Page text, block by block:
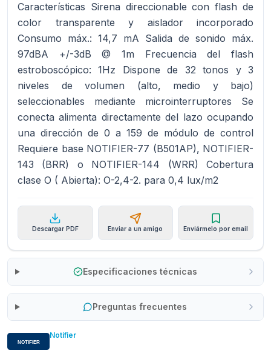
Características Sirena direccionable con flash de
color transparente y aislador incorporado
Consumo máx.: 14,7 mA Salida de sonido máx.
97dBA +/-3dB @ 1m Frecuencia del flash
estroboscópico: 1Hz Dispone de 32 tonos y 3
niveles de volumen (alto, medio y bajo)
seleccionables mediante microinterruptores Se
conecta alimenta directamente del lazo ocupando
una dirección de 0 a 159 de módulo de control
Requiere base NOTIFIER-77 (B501AP), NOTIFIER-
143 (BRR) o NOTIFIER-144 (WRR) Cobertura
clase O ( Abierta): O-2,4-2. para 0,4 lux/m2
Descargar PDF Enviar a un amigo Enviármelo por email
Especificaciones técnicas
Preguntas frecuentes
Notifier